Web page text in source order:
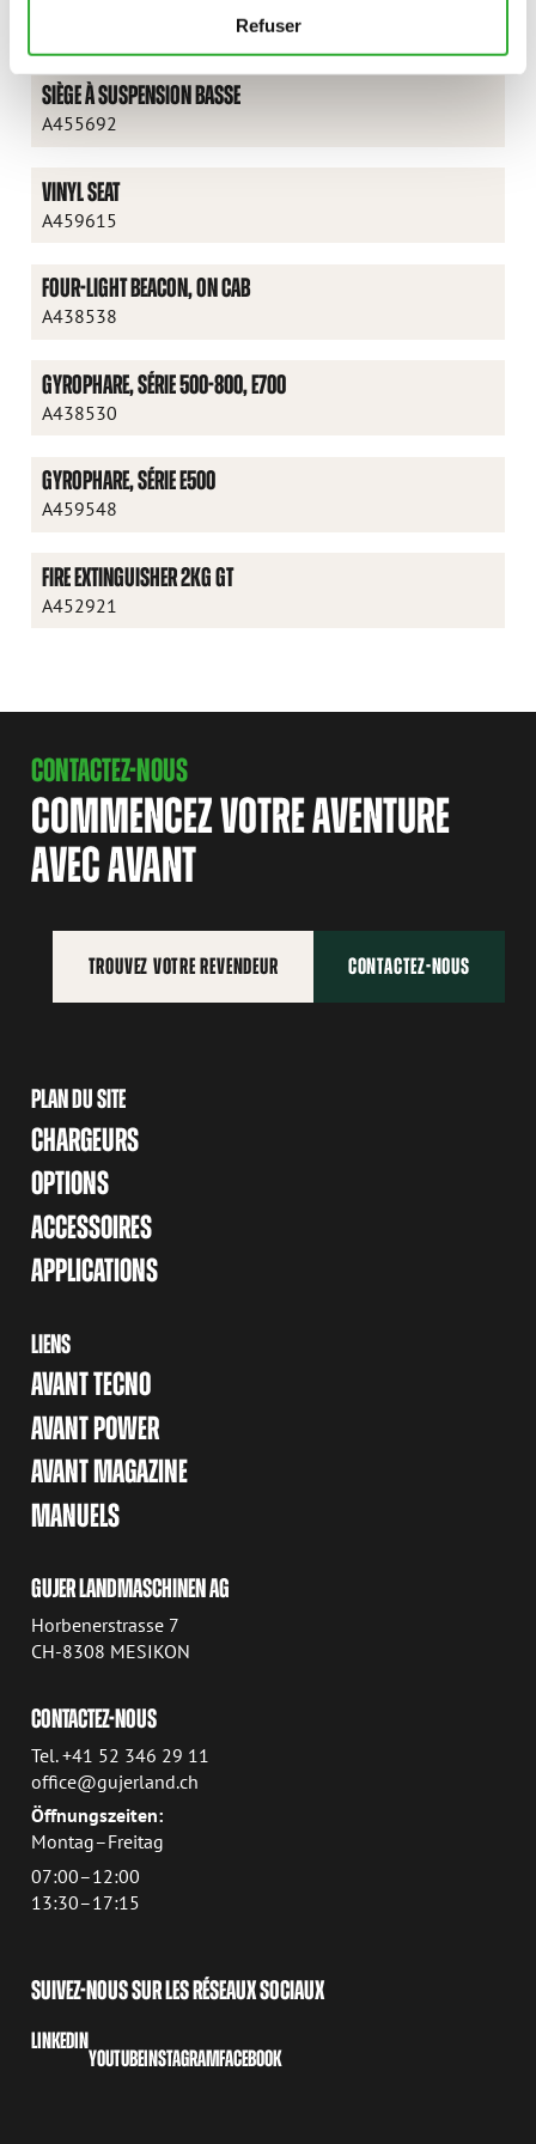
Refuser
SIÈGE À SUSPENSION BASSE
A455692
VINYL SEAT
A459615
FOUR-LIGHT BEACON, ON CAB
A438538
GYROPHARE, SÉRIE 500-800, E700
A438530
GYROPHARE, SÉRIE E500
A459548
FIRE EXTINGUISHER 2KG GT
A452921
CONTACTEZ-NOUS
COMMENCEZ VOTRE AVENTURE
AVEC AVANT
TROUVEZ VOTRE REVENDEUR CONTACTEZ-NOUS
PLAN DU SITE
CHARGEURS
OPTIONS
ACCESSOIRES
APPLICATIONS
LIENS
AVANT TECNO
AVANT POWER
AVANT MAGAZINE
MANUELS
GUJER LANDMASCHINEN AG
Horbenerstrasse 7
CH-8308 MESIKON
CONTACTEZ-NOUS
Tel. +41 52 346 29 11
office@gujerland.ch
Öffnungszeiten:
Montag–Freitag
07:00–12:00
13:30–17:15
SUIVEZ-NOUS SUR LES RÉSEAUX SOCIAUX
LINKEDIN
YOUTUBEINSTAGRAMFACEBOOK